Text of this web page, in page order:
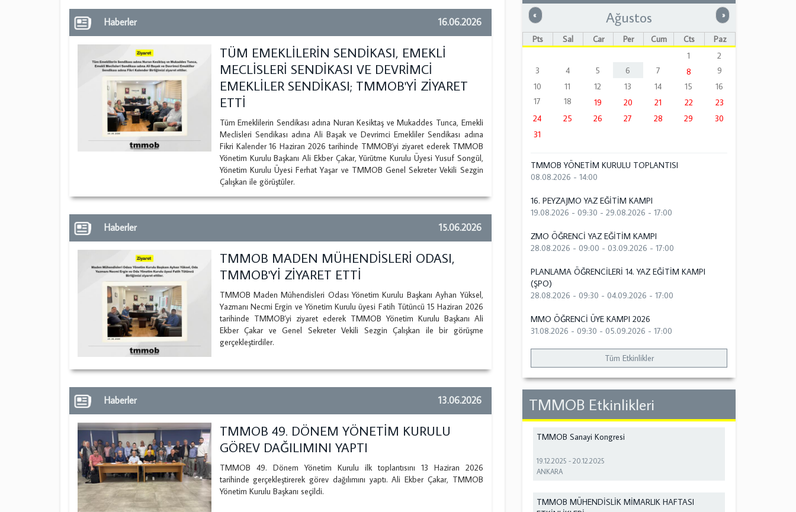
Haberler 16.06.2026
TÜM EMEKLİLERİN SENDİKASI, EMEKLİ
MECLİSLERİ SENDİKASI VE DEVRİMCİ
EMEKLİLER SENDİKASI; TMMOB'Yİ ZİYARET
ETTİ
Tüm Emeklilerin Sendikası adına Nuran Kesiktaş ve Mukaddes Tunca, Emekli
Meclisleri Sendikası adına Ali Başak ve Devrimci Emekliler Sendikası adına
Fikri Kalender 16 Haziran 2026 tarihinde TMMOB'yi ziyaret ederek TMMOB
Yönetim Kurulu Başkanı Ali Ekber Çakar, Yürütme Kurulu Üyesi Yusuf Songül,
Yönetim Kurulu Üyesi Ferhat Yaşar ve TMMOB Genel Sekreter Vekili Sezgin
Çalışkan ile görüştüler.
Haberler 15.06.2026
TMMOB MADEN MÜHENDİSLERİ ODASI,
TMMOB'Yİ ZİYARET ETTİ
TMMOB Maden Mühendisleri Odası Yönetim Kurulu Başkanı Ayhan Yüksel,
Yazmanı Necmi Ergin ve Yönetim Kurulu üyesi Fatih Tütüncü 15 Haziran 2026
tarihinde TMMOB'yi ziyaret ederek TMMOB Yönetim Kurulu Başkanı Ali
Ekber Çakar ve Genel Sekreter Vekili Sezgin Çalışkan ile bir görüşme
gerçekleştirdiler.
Haberler 13.06.2026
TMMOB 49. DÖNEM YÖNETİM KURULU
GÖREV DAĞILIMINI YAPTI
TMMOB 49. Dönem Yönetim Kurulu ilk toplantısını 13 Haziran 2026
tarihinde gerçekleştirerek görev dağılımını yaptı. Ali Ekber Çakar, TMMOB
Yönetim Kurulu Başkanı seçildi.
« Önceki »Sonraki
Ağustos
Pts Sal Çar Per Cum Cts
Paz
1
2
3
4 5 6 7 8
9
10
11 12 13 14 15
16
17
18 19 20 21 22
23
24
25 26 27 28 29
30
31
TMMOB YÖNETİM KURULU TOPLANTISI
08.08.2026 - 14:00
16. PEYZAJMO YAZ EĞİTİM KAMPI
19.08.2026 - 09:30 -29.08.2026 - 17:00
ZMO ÖĞRENCİ YAZ EĞİTİM KAMPI
28.08.2026 - 09:00 -03.09.2026 - 17:00
PLANLAMA ÖĞRENCİLERİ 14. YAZ EĞİTİM KAMPI
(ŞPO)
28.08.2026 - 09:30 -04.09.2026 - 17:00
MMO ÖĞRENCİ ÜYE KAMPI 2026
31.08.2026 - 09:30 -05.09.2026 - 17:00
Tüm Etkinlikler
TMMOB Etkinlikleri
TMMOB Sanayi Kongresi
19.12.2025 -20.12.2025
ANKARA
TMMOB MÜHENDİSLİK MİMARLIK HAFTASI